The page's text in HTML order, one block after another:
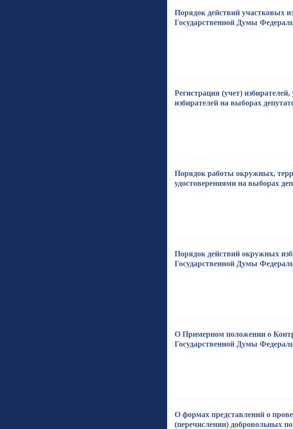
Порядок действий участковых
Государственной Думы
Регистрация (учет)
избирателей на выборах
Порядок работы окружных,
удостоверениями на выборах
Порядок действий окружных
Государственной Думы
О Примерном положении о
Государственной Думы
О формах представлений о
(перечислении) добровольных